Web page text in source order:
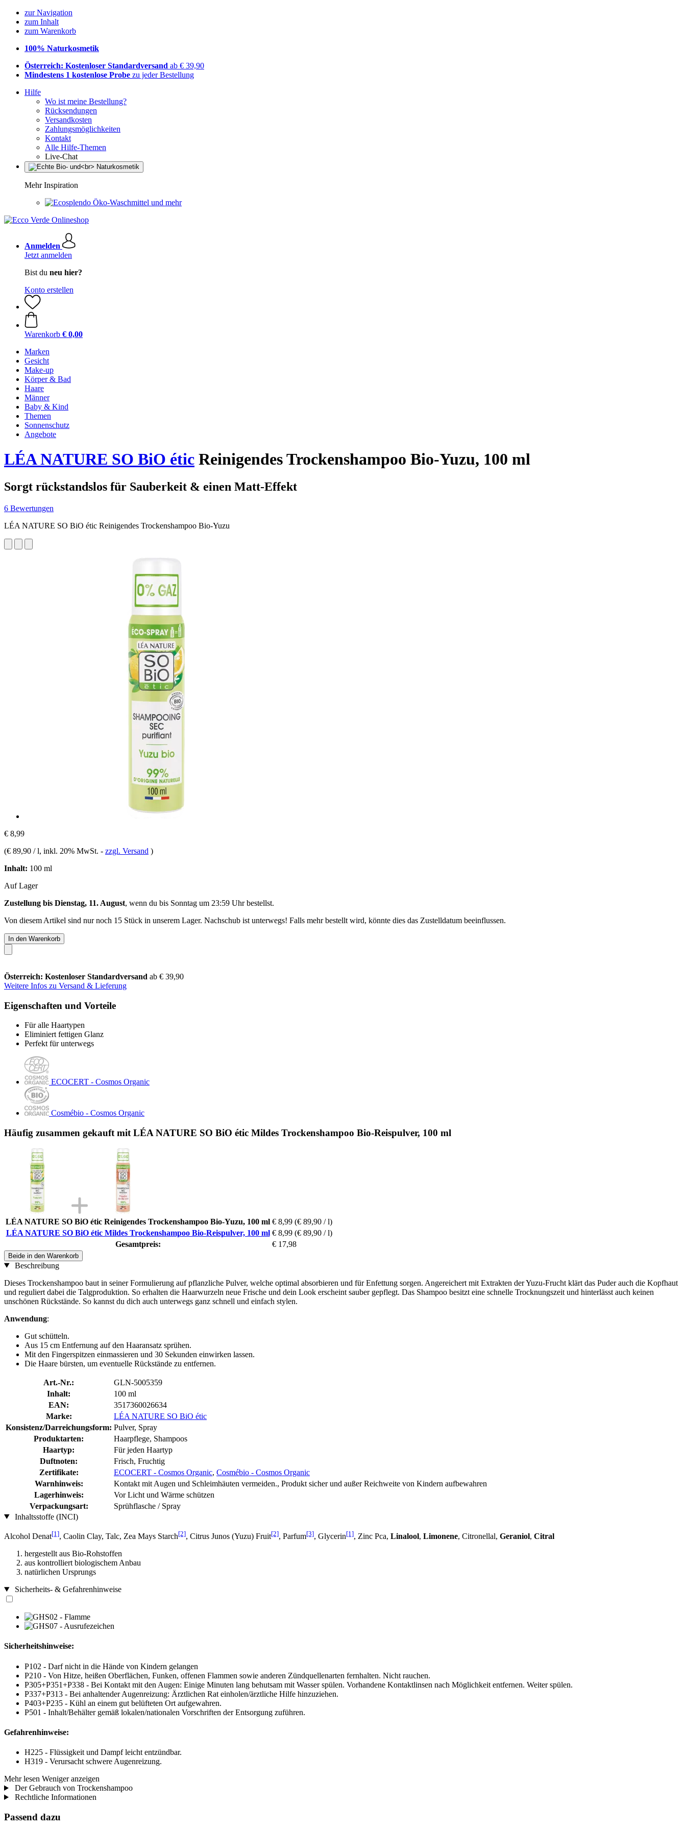
zur Navigation
zum Inhalt
zum Warenkorb
100% Naturkosmetik
Österreich: Kostenloser Standardversand ab € 39,90
Mindestens 1 kostenlose Probe zu jeder Bestellung
Hilfe
Wo ist meine Bestellung?
Rücksendungen
Versandkosten
Zahlungsmöglichkeiten
Kontakt
Alle Hilfe-Themen
Live-Chat
Mehr Inspiration
Öko-Waschmittel und mehr
Anmelden
Jetzt anmelden
Bist du neu hier?
Konto erstellen
Warenkorb € 0,00
Marken
Gesicht
Make-up
Körper & Bad
Haare
Männer
Baby & Kind
Themen
Sonnenschutz
Angebote
LÉA NATURE SO BiO étic Reinigendes Trockenshampoo Bio-Yuzu, 100 ml
Sorgt rückstandslos für Sauberkeit & einen Matt-Effekt
6 Bewertungen
LÉA NATURE SO BiO étic Reinigendes Trockenshampoo Bio-Yuzu
€ 8,99
(€ 89,90 / l, inkl. 20% MwSt. - zzgl. Versand )
Inhalt: 100 ml
Auf Lager
Zustellung bis Dienstag, 11. August, wenn du bis Sonntag um 23:59 Uhrbestellst.
Von diesem Artikel sind nur noch 15 Stück in unserem Lager. Nachschub ist unterwegs! Falls mehr bestellt wird, könnte dies das Zustelldatum beeinflussen.
In den Warenkorb
Österreich: Kostenloser Standardversand ab € 39,90
Weitere Infos zu Versand & Lieferung
Eigenschaften und Vorteile
Für alle Haartypen
Eliminiert fettigen Glanz
Perfekt für unterwegs
ECOCERT - Cosmos Organic
Cosmébio - Cosmos Organic
Häufig zusammen gekauft mit LÉA NATURE SO BiO étic Mildes Trockenshampoo Bio-Reispulver, 100 ml
LÉA NATURE SO BiO étic Reinigendes Trockenshampoo Bio-Yuzu, 100 ml € 8,99 (€ 89,90 / l)
LÉA NATURE SO BiO étic Mildes Trockenshampoo Bio-Reispulver, 100 ml € 8,99 (€ 89,90 / l)
Gesamtpreis:
€ 17,98
Beide in den Warenkorb
Beschreibung
Dieses Trockenshampoo baut in seiner Formulierung auf pflanzliche Pulver, welche optimal absorbieren und für Enfettung sorgen. Angereichert mit Extrakten der Yuzu-Frucht klärt das Puder auch die Kopfhaut
und reguliert dabei die Talgproduktion. So erhalten die Haarwurzeln neue Frische und dein Look erscheint sauber gepflegt. Das Shampoo besitzt eine schnelle Trocknungszeit und hinterlässt auch keinen
unschönen Rückstände. So kannst du dich auch unterwegs ganz schnell und einfach stylen.
Anwendung:
Gut schütteln.
Aus 15 cm Entfernung auf den Haaransatz sprühen.
Mit den Fingerspitzen einmassieren und 30 Sekunden einwirken lassen.
Die Haare bürsten, um eventuelle Rückstände zu entfernen.
Art.-Nr.:
GLN-5005359
Inhalt:
100 ml
EAN:
3517360026634
Marke:
LÉA NATURE SO BiO étic
Konsistenz/Darreichungsform: Pulver, Spray
Produktarten:
Haarpflege, Shampoos
Haartyp:
Für jeden Haartyp
Duftnoten:
Frisch, Fruchtig
Zertifikate:
ECOCERT - Cosmos Organic, Cosmébio - Cosmos Organic
Warnhinweis:
Kontakt mit Augen und Schleimhäuten vermeiden., Produkt sicher und außer Reichweite von Kindern aufbewahren
Lagerhinweis:
Vor Licht und Wärme schützen
Verpackungsart:
Sprühflasche / Spray
Inhaltsstoffe (INCI)
Alcohol Denat[1], Caolin Clay, Talc, Zea Mays Starch[2], Citrus Junos (Yuzu) Fruit[2], Parfum[3], Glycerin[1], Zinc Pca, Linalool, Limonene, Citronellal, Geraniol, Citral
hergestellt aus Bio-Rohstoffen
aus kontrolliert biologischem Anbau
natürlichen Ursprungs
Sicherheits- & Gefahrenhinweise
Sicherheitshinweise:
P102 - Darf nicht in die Hände von Kindern gelangen
P210 - Von Hitze, heißen Oberflächen, Funken, offenen Flammen sowie anderen Zündquellenarten fernhalten. Nicht rauchen.
P305+P351+P338 - Bei Kontakt mit den Augen: Einige Minuten lang behutsam mit Wasser spülen. Vorhandene Kontaktlinsen nach Möglichkeit entfernen. Weiter spülen.
P337+P313 - Bei anhaltender Augenreizung: Ärztlichen Rat einholen/ärztliche Hilfe hinzuziehen.
P403+P235 - Kühl an einem gut belüfteten Ort aufgewahren.
P501 - Inhalt/Behälter gemäß lokalen/nationalen Vorschriften der Entsorgung zuführen.
Gefahrenhinweise:
H225 - Flüssigkeit und Dampf leicht entzündbar.
H319 - Verursacht schwere Augenreizung.
Mehr lesen Weniger anzeigen
Der Gebrauch von Trockenshampoo
Rechtliche Informationen
Passend dazu